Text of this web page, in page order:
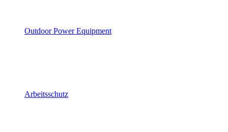
Outdoor Power Equipment
Arbeitsschutz